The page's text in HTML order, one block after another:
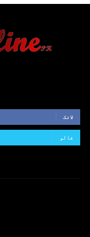
لائک
فالو